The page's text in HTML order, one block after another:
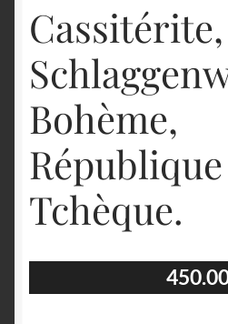
Cassitérite,
Bohème,
République
Tchèque.